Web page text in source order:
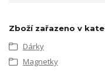
Zboží zařazeno v
Dárky
Magnetky